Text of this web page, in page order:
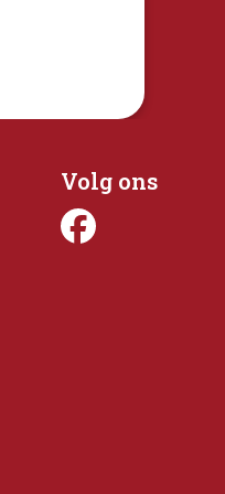
Volg ons